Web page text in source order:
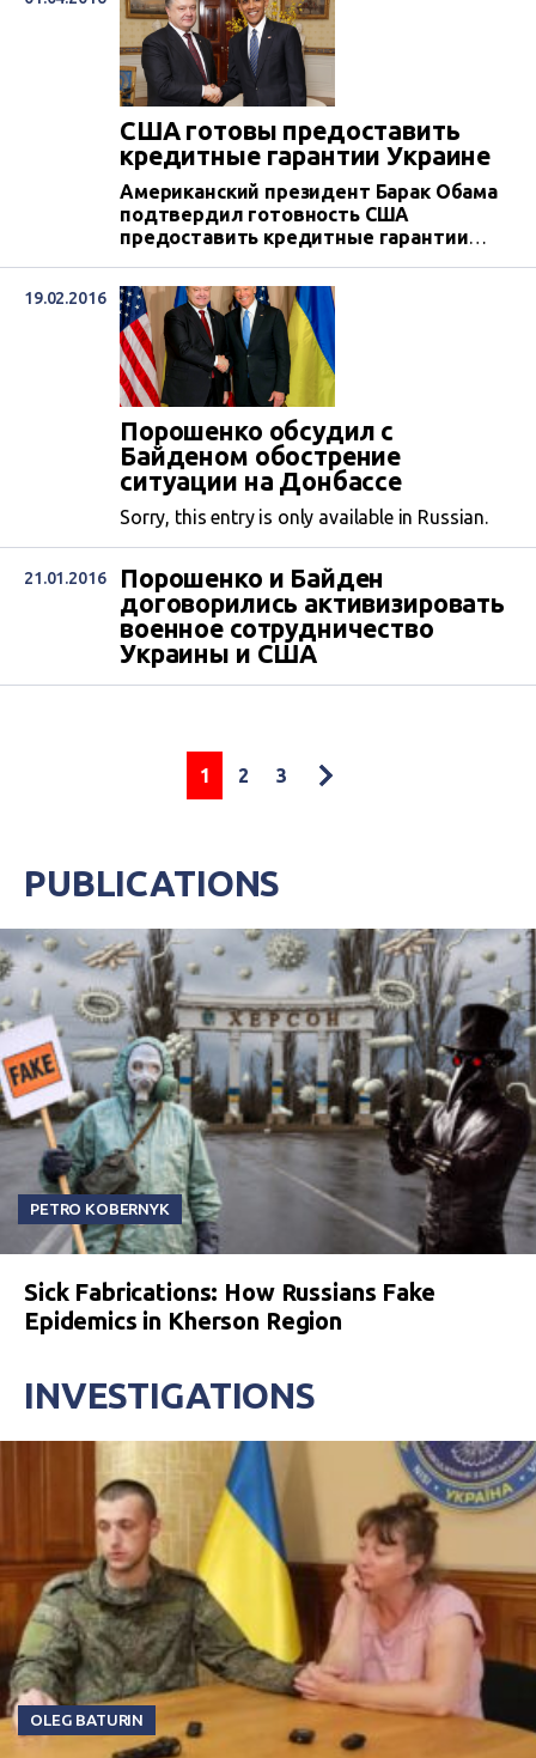
США готовы предоставить
кредитные гарантии Украине
Американский президент Барак Обама
подтвердил готовность США
предоставить кредитные гарантии
формирования нового украинского
правительства.
19.02.2016
Порошенко обсудил с
Байденом обострение
ситуации на Донбассе
Sorry, this entry is only available in Russian.
21.01.2016
Порошенко и Байден
договорились активизировать
военное сотрудничество
Украины и США
1 2 3
PUBLICATIONS
PETRO KOBERNYK
Sick Fabrications: How Russians Fake
Epidemics in Kherson Region
INVESTIGATIONS
OLEG BATURIN